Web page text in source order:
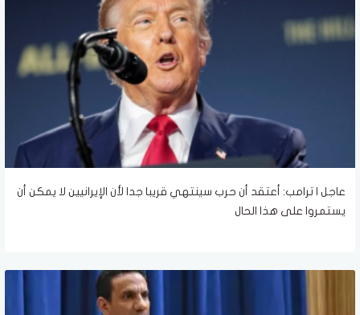
عاجل | ترامب: أعتقد أن حرب سينتهي قريبا جدا لأن الإيرانيين لا يمكن أن
يستمروا على هذا الحال